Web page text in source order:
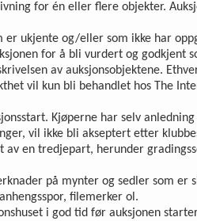
for én eller flere objekter.
ukjente og/eller som ikke har
for å bli vurdert og godkjent
av auksjonsobjektene.
vil kun bli behandlet hos The
Kjøperne har selv
vil ikke bli akseptert etter
en tredjepart, herunder
på mynter og sedler som er
filemerker ol.
i god tid før auksjonen